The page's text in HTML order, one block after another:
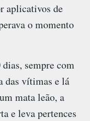
aplicativos de
o momento
sempre com
das vítimas e lá
mata leão, a
e leva pertences